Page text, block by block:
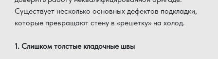
Существует несколько основных дефектов подкладки,
которые превращают стену в «решетку» на холод.
1. Слишком толстые кладочные швы